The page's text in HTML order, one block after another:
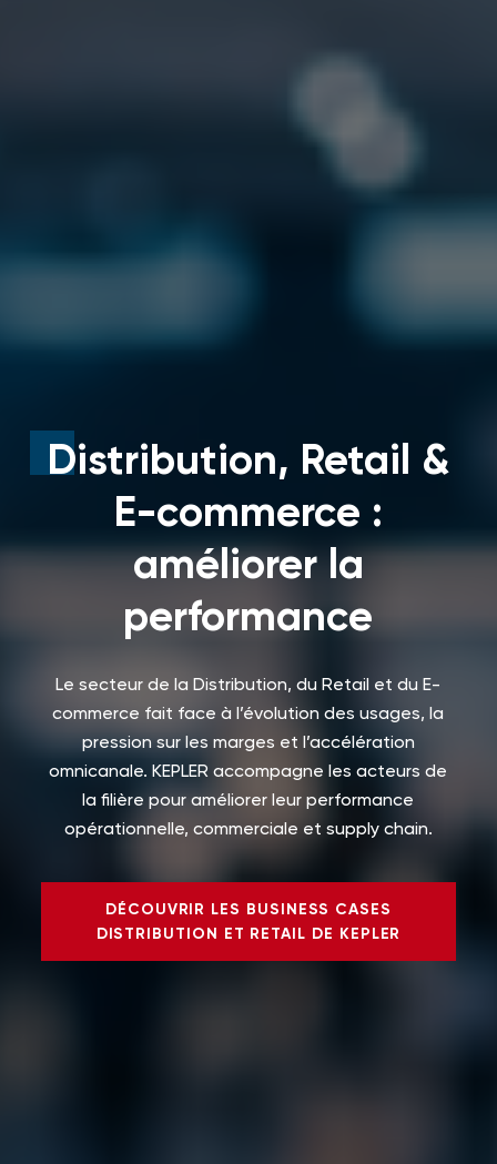
Distribution, Retail &
E-commerce :
améliorer la
performance
Le secteur de la Distribution, du Retail et du E-
commerce fait face à l’évolution des usages, la
pression sur les marges et l’accélération
omnicanale. KEPLER accompagne les acteurs de
la filière pour améliorer leur performance
opérationnelle, commerciale et supply chain.
DÉCOUVRIR LES BUSINESS CASES
DISTRIBUTION ET RETAIL DE KEPLER